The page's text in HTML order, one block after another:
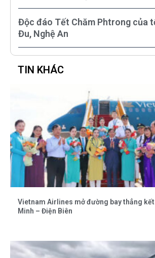
Độc đáo Tết Chăm Phtrong của
Đu, Nghệ An
TIN KHÁC
Vietnam Airlines mở đường bay thẳng kết
Minh – Điện Biên